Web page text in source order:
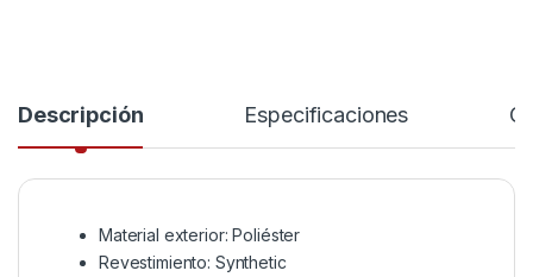
Descripción Especificaciones
Material exterior: Poliéster
Revestimiento: Synthetic